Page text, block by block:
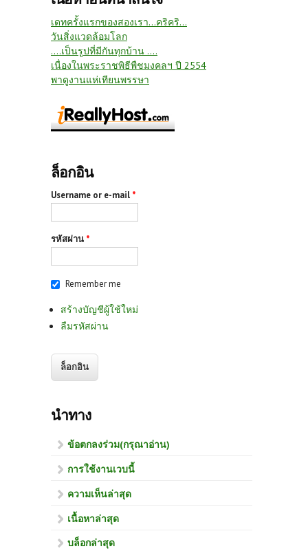
เดทครั้งแรกของสองเรา...คริคริ...
วันสิ่งแวดล้อมโลก
....เป็นรูปที่มีกันทุกบ้าน ....
เนื่องในพระราชพิธีพืชมงคลฯ ปี 2554
พาดูงานแห่เทียนพรรษา
ล็อกอิน
Username or e-mail *
รหัสผ่าน *
Remember me
สร้างบัญชีผู้ใช้ใหม่
ลืมรหัสผ่าน
นำทาง
ข้อตกลงร่วม(กรุณาอ่าน)
การใช้งานเวบนี้
ความเห็นล่าสุด
เนื้อหาล่าสุด
บล็อกล่าสุด